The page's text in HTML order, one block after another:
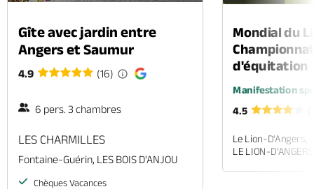
Gîte avec jardin entre
Angers et Saumur
4.9 (16)
6 pers. 3 chambres
LES CHARMILLES
Fontaine-Guérin, LES BOIS D'ANJOU
Chèques Vacances
Mondial du
d'équitation
Manifestation
4.5
Le Lion-D'Angers,
LE LION-D'ANGERS